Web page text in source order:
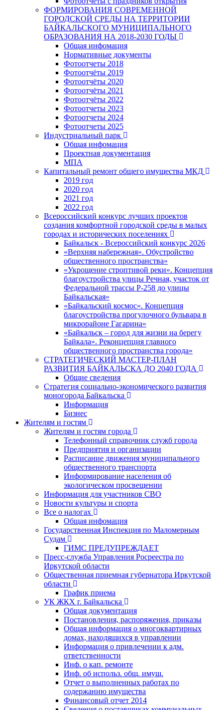
ФОРМИРОВАНИЯ СОВРЕМЕННОЙ
ГОРОДСКОЙ СРЕДЫ НА ТЕРРИТОРИИ
БАЙКАЛЬСКОГО МУНИЦИПАЛЬНОГО
ОБРАЗОВАНИЯ НА 2018-2030 ГОДЫ
Общая инфомация
Нормативные документы
Фотоотчеты 2018
Фотоотчёты 2019
Фотоотчёты 2020
Фотоотчёты 2021
Фотоотчёты 2022
Фотоотчеты 2023
Фотоотчеты 2024
Фотоотчеты 2025
Индустриальный парк
Общая инфомация
Проектная документация
МПА
Капитальный ремонт общего имущества МКД
2019 год
2020 год
2021 год
2022 год
Всероссийский конкурс лучших проектов
создания комфортной городской среды в малых
городах и исторических поселениях
Байкальск - Всероссийский конкурс 2026
«Верхняя набережная». Обустройство
общественного пространства»
«Укрощение строптивой реки». Концепция
благоустройства улицы Речная, участок от
Федеральной трассы Р-258 до улицы
Байкальская»
«Байкальский космос». Концепция
благоустройства прогулочного бульвара в
микрорайоне Гагарина»
«Байкальск – город для жизни на берегу
Байкала». Реконцепция главного
общественного пространства города»
СТРАТЕГИЧЕСКИЙ МАСТЕР-ПЛАН
РАЗВИТИЯ БАЙКАЛЬСКА ДО 2040 ГОДА
Общие сведения
Стратегия социально-экономического развития
моногорода Байкальска
Информация
Бизнес
Жителям и гостям
Жителям и гостям города
Телефонный справочник служб города
Предприятия и организации
Расписание движения муниципального
общественного транспорта
Информирование населения об
экологическом просвещении
Информация для участников СВО
Новости культуры и спорта
Все о налогах
Общая инфомация
Государственная Инспекция по Маломерным
Судам
ГИМС ПРЕДУПРЕЖДАЕТ
Пресс-служба Управления Росреестра по
Иркутской области
Общественная приемная губернатора Иркутской
области
График приема
УК ЖКХ г. Байкальска
Общая документация
Постановления, распоряжения, приказы
Общая информация о многоквартирных
домах, находящихся в управлении
Информация о привлечении к адм.
ответственности
Инф. о кап. ремонте
Инф. об использ. общ. имущ.
Отчет о выполненных работах по
содержанию имущества
Финансовый отчет 2014